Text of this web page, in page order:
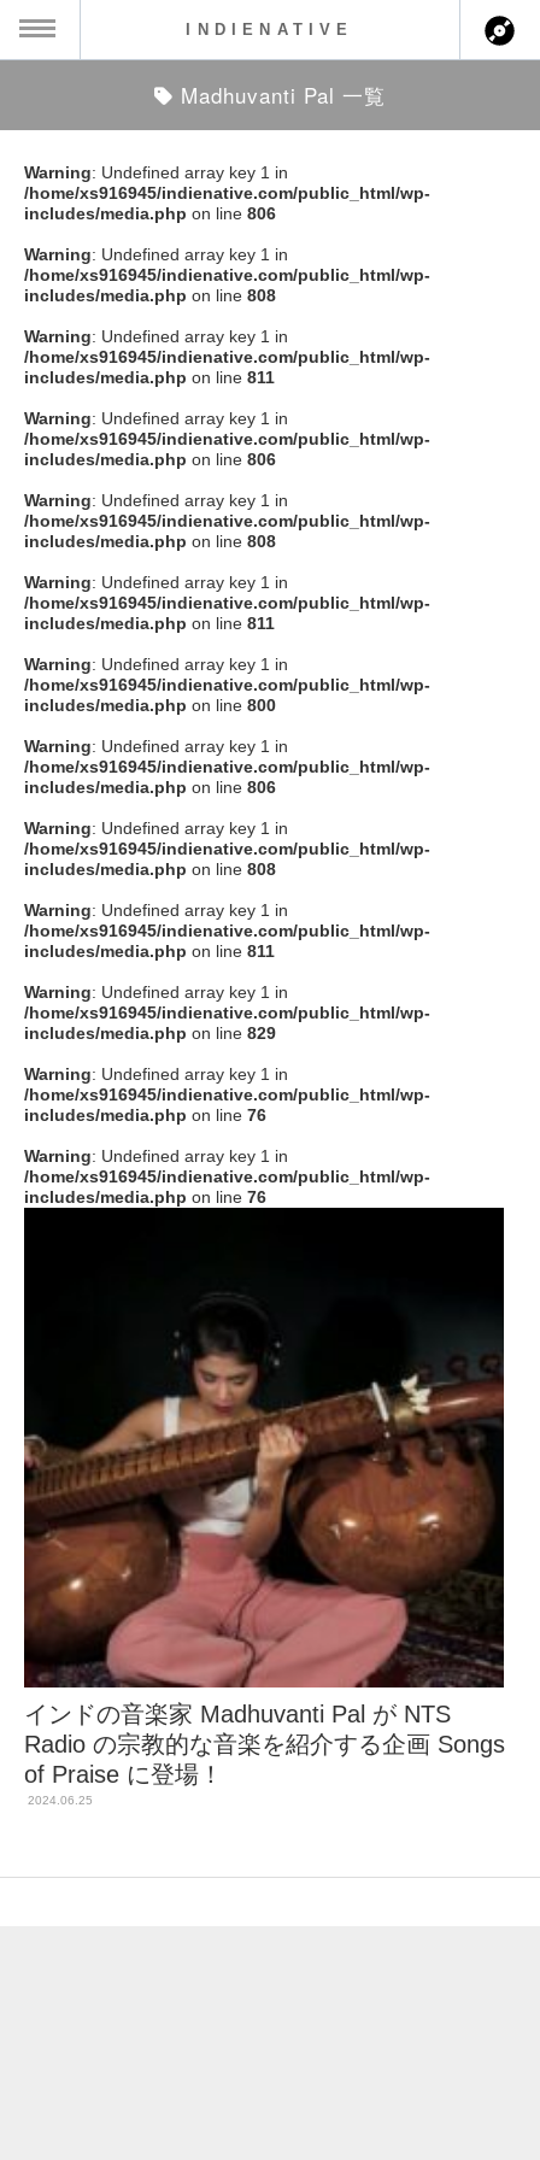
ス情報
ト情報
アーティスト
ション
ト
クト
SOCIAL
Facebook
instagram
Tumblr
Soundcloud
to indienative
INDIENATIVE
Madhuvanti Pal 一覧
Warning: Undefined array key 1 in
/home/xs916945/indienative.com/public_html/wp-
includes/media.php on line 806
Warning: Undefined array key 1 in
/home/xs916945/indienative.com/public_html/wp-
includes/media.php on line 808
Warning: Undefined array key 1 in
/home/xs916945/indienative.com/public_html/wp-
includes/media.php on line 811
Warning: Undefined array key 1 in
/home/xs916945/indienative.com/public_html/wp-
includes/media.php on line 806
Warning: Undefined array key 1 in
/home/xs916945/indienative.com/public_html/wp-
includes/media.php on line 808
Warning: Undefined array key 1 in
/home/xs916945/indienative.com/public_html/wp-
includes/media.php on line 811
Warning: Undefined array key 1 in
/home/xs916945/indienative.com/public_html/wp-
includes/media.php on line 800
Warning: Undefined array key 1 in
/home/xs916945/indienative.com/public_html/wp-
includes/media.php on line 806
Warning: Undefined array key 1 in
/home/xs916945/indienative.com/public_html/wp-
includes/media.php on line 808
Warning: Undefined array key 1 in
/home/xs916945/indienative.com/public_html/wp-
includes/media.php on line 811
Warning: Undefined array key 1 in
/home/xs916945/indienative.com/public_html/wp-
includes/media.php on line 829
Warning: Undefined array key 1 in
/home/xs916945/indienative.com/public_html/wp-
includes/media.php on line 76
Warning: Undefined array key 1 in
/home/xs916945/indienative.com/public_html/wp-
includes/media.php on line 76
インドの音楽家 Madhuvanti Pal が NTS
Radio の宗教的な音楽を紹介する企画 Songs
of Praise に登場！
2024.06.25